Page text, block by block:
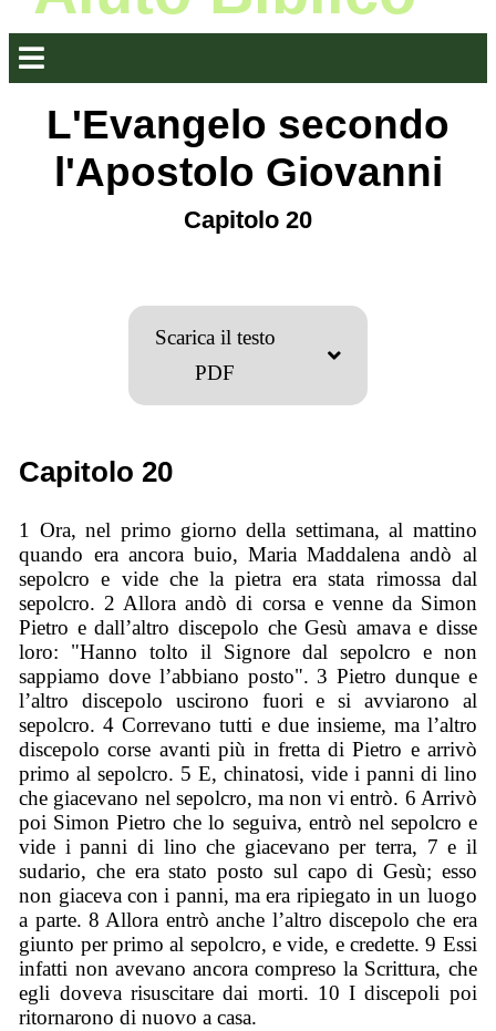
L'Evangelo secondo
l'Apostolo Giovanni
Capitolo 20
Scarica il testo
PDF
Capitolo 20
1 Ora, nel primo giorno della settimana, al mattino
quando era ancora buio, Maria Maddalena andò al
sepolcro e vide che la pietra era stata rimossa dal
sepolcro. 2 Allora andò di corsa e venne da Simon
Pietro e dall’altro discepolo che Gesù amava e disse
loro: "Hanno tolto il Signore dal sepolcro e non
sappiamo dove l’abbiano posto". 3 Pietro dunque e
l’altro discepolo uscirono fuori e si avviarono al
sepolcro. 4 Correvano tutti e due insieme, ma l’altro
discepolo corse avanti più in fretta di Pietro e arrivò
primo al sepolcro. 5 E, chinatosi, vide i panni di lino
che giacevano nel sepolcro, ma non vi entrò. 6 Arrivò
poi Simon Pietro che lo seguiva, entrò nel sepolcro e
vide i panni di lino che giacevano per terra, 7 e il
sudario, che era stato posto sul capo di Gesù; esso
non giaceva con i panni, ma era ripiegato in un luogo
a parte. 8 Allora entrò anche l’altro discepolo che era
giunto per primo al sepolcro, e vide, e credette. 9 Essi
infatti non avevano ancora compreso la Scrittura, che
egli doveva risuscitare dai morti. 10 I discepoli poi
ritornarono di nuovo a casa.